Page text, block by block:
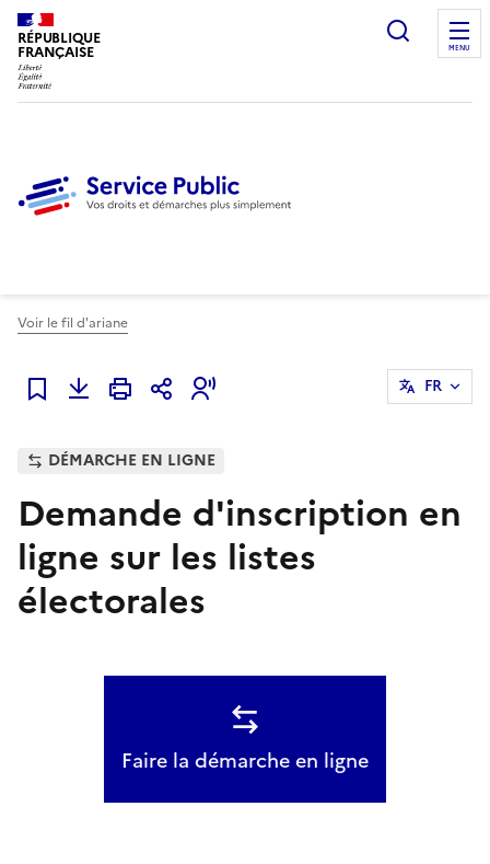
RÉPUBLIQUE
FRANÇAISE
Ouvrir
MENU
Voir le fil d'ariane
Ajouter à mes favoris
FR
DÉMARCHE EN LIGNE
Demande d'inscription en
ligne sur les listes
électorales
Faire la démarche en ligne